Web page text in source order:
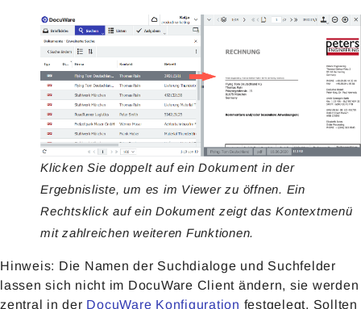
Klicken Sie doppelt auf ein Dokument in der
Ergebnisliste, um es im Viewer zu öffnen. Ein
Rechtsklick auf ein Dokument zeigt das Kontextmenü
mit zahlreichen weiteren Funktionen.
Hinweis: Die Namen der Suchdialoge und Suchfelder
lassen sich nicht im DocuWare Client ändern, sie werden
zentral in der DocuWare Konfiguration festgelegt. Sollten